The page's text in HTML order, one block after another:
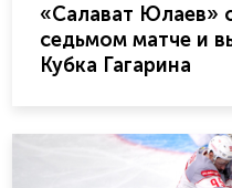
«Салават Юлаев»
седьмом матче и
Кубка Гагарина